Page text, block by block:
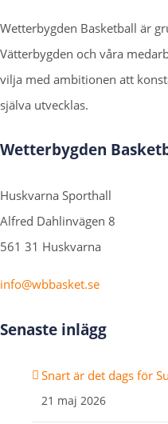
Wetterbygden Basketball är
Vätterbygden och våra
vilja med ambitionen att
själva utvecklas.
Wetterbygden
Huskvarna Sporthall
Alfred Dahlinvägen 8
561 31 Huskvarna
info@wbbasket.se
Senaste inlägg
Snart är det dags för
21 maj 2026